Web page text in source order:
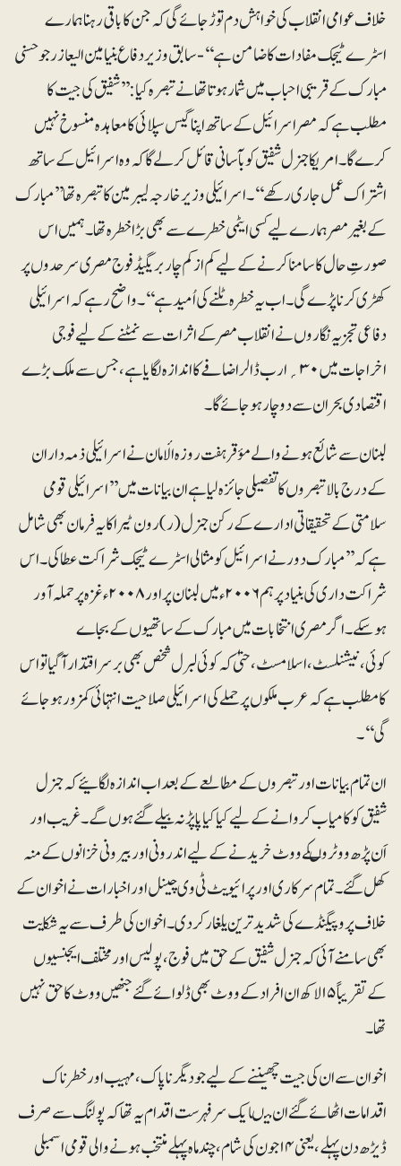
خلاف عوامی انقلاب کی خواہش دم توڑ جائے گی کہ جن کا باقی رہنا ہمارے
اسٹرے ٹیجک مفادات کا ضامن ہے‘‘- سابق وزیر دفاع بنیامین الیعازر جو حسنی
مبارک کے قریبی احباب میں شمار ہوتا تھا نے تبصرہ کیا: ’’شفیق کی جیت کا
مطلب ہے کہ مصر اسرائیل کے ساتھ اپنا گیس سپلائی کا معاہدہ منسوخ نہیں
کرے گا۔ امریکا جنرل شفیق کو بآسانی قائل کرلے گا کہ وہ اسرائیل کے ساتھ
اشتراک عمل جاری رکھے‘‘۔ اسرائیلی وزیر خارجہ لیبرمین کا تبصرہ تھا ’’مبارک
کے بغیر مصر ہمارے لیے کسی ایٹمی خطرے سے بھی بڑا خطرہ تھا۔ ہمیں اس
صورتِ حال کا سامنا کرنے کے لیے کم از کم چار بریگیڈ فوج مصری سرحدوں پر
کھڑی کرنا پڑے گی۔ اب یہ خطرہ ٹلنے کی اُمید ہے‘‘۔واضح رہے کہ اسرائیلی
دفاعی تجزیہ نگاروں نے انقلاب مصر کے اثرات سے نمٹنے کے لیے فوجی
اخراجات میں ۳۰؍ ارب ڈالر اضافے کا اندازہ لگایا ہے، جس سے ملک بڑے
اقتصادی بحران سے دوچار ہو جائے گا۔
لبنان سے شائع ہونے والے مؤقر ہفت روزہ الأمان نے اسرائیلی ذمہ داران
کے درج بالا تبصروں کا تفصیلی جائزہ لیا ہے ان بیانات میں ’’اسرائیلی قومی
سلامتی کے تحقیقاتی ادارے کے رکن جنرل (ر) رون ٹیرا کا یہ فرمان بھی شامل
ہے کہ ’’مبارک دور نے اسرائیل کو مثالی اسٹرے ٹیجک شراکت عطا کی۔ اس
شراکت داری کی بنیاد پر ہم ۲۰۰۶ء میں لبنان پر اور ۲۰۰۸ء غزہ پر حملہ آور
ہوسکے۔ اگر مصری انتخابات میں مبارک کے ساتھیوں کے بجاے
کوئی،نیشنلسٹ، اسلامسٹ، حتیٰ کہ کوئی لبرل شخص بھی برسر اقتدار آگیا تو اس
کا مطلب ہے کہ عرب ملکوں پر حملے کی اسرائیلی صلاحیت انتہائی کمزور ہوجائے
گی‘‘۔
ان تمام بیانات اور تبصروں کے مطالعے کے بعد اب اندازہ لگائیے کہ جنرل
شفیق کو کامیاب کروانے کے لیے کیا کیا پاپڑ نہ بیلے گئے ہوں گے۔ غریب اور
اَن پڑھ ووٹروںکے ووٹ خریدنے کے لیے اندرونی اور بیرونی خزانوں کے منہ
کھل گئے۔ تمام سرکاری اور پرائیویٹ ٹی وی چینل اور اخبارات نے اخوان کے
خلاف پروپیگنڈے کی شدید ترین یلغار کردی۔ اخوان کی طرف سے یہ شکایت
بھی سامنے آئی کہ جنرل شفیق کے حق میں فوج، پولیس اور مختلف ایجنسیوں
کے تقریباً ۱۵ لاکھ ان افراد کے ووٹ بھی ڈلوائے گئے جنھیں ووٹ کا حق نہیں
تھا۔
اخوان سے ان کی جیت چھیننے کے لیے جو دیگر ناپاک ، مہیب اور خطر ناک
اقدامات اٹھائے گئے ان میںایک سرفہرست اقدام یہ تھا کہ پولنگ سے صرف
ڈیڑھ دن پہلے، یعنی ۱۴ جون کی شام، چند ماہ پہلے منتخب ہونے والی قومی اسمبلی